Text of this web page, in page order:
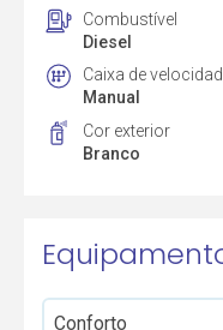
Combustível
Diesel
Caixa de
Manual
Cor exterior
Branco